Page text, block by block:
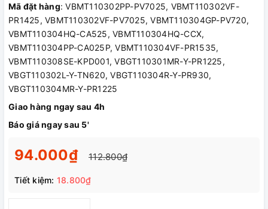
Mã đặt hàng: VBMT110302PP-PV7025, VBMT110302VF-
PR1425, VBMT110302VF-PV7025, VBMT110304GP-PV720,
VBMT110304HQ-CA525, VBMT110304HQ-CCX,
VBMT110304PP-CA025P, VBMT110304VF-PR1535,
VBMT110308SE-KPD001, VBGT110301MR-Y-PR1225,
VBGT110302L-Y-TN620, VBGT110304R-Y-PR930,
VBGT110304MR-Y-PR1225
Giao hàng ngay sau 4h
Báo giá ngay sau 5'
94.000₫ 112.800₫
Tiết kiệm: 18.800₫